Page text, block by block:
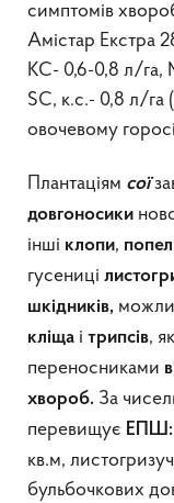
симптомів
Амістар Екстра
КС- 0,6-0,8 л/га,
SC, к.с.- 0,8 л/га
овочевому
Плантаціям сої
довгоносики
інші клопи,
гусениці
шкідників,
кліща і трипсів,
переносниками
хвороб. За
перевищує ЕПШ:
кв.м,
бульбочкових